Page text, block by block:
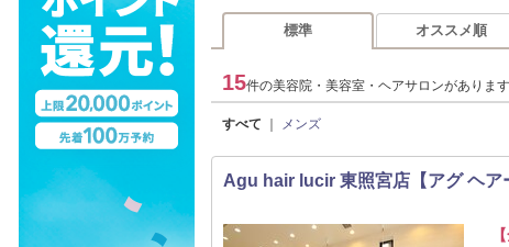
標準 オススメ順
15件の美容院・美容室・ヘアサロンがあります
すべて メンズ
Agu hair lucir 東照宮店【アグ ヘア